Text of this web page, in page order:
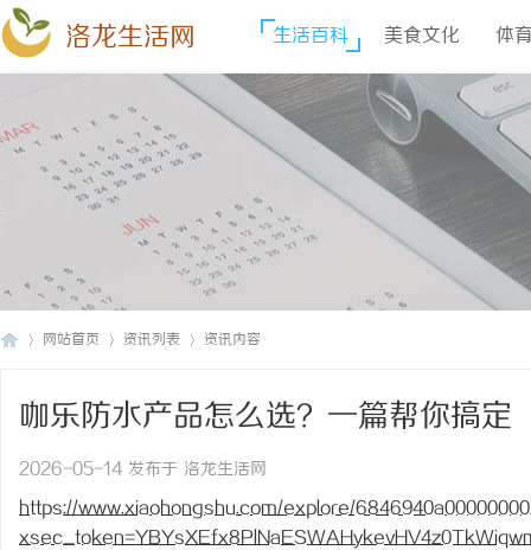
洛龙生活网 生活百科 美食文化 体
网站首页 资讯列表 资讯内容
咖乐防水产品怎么选？一篇帮你搞定
2026-05-14 发布于 洛龙生活网
https://www.xiaohongshu.com/explore/